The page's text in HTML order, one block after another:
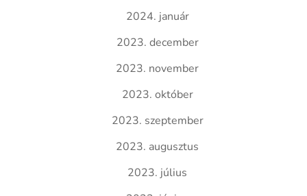
2024. január
2023. december
2023. november
2023. október
2023. szeptember
2023. augusztus
2023. július